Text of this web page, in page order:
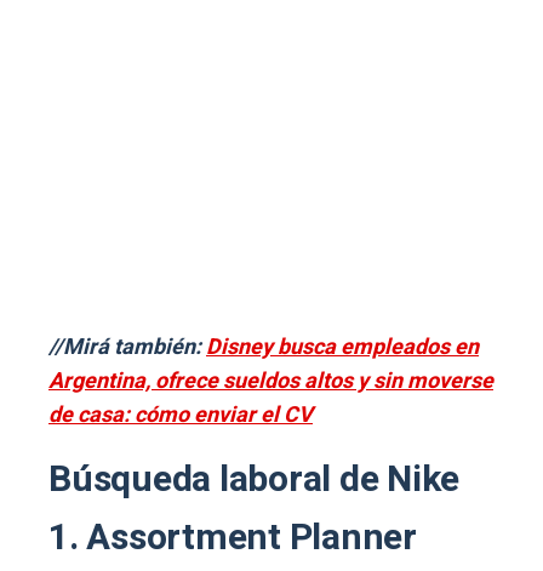
//Mirá también:Disney busca empleados en
Argentina, ofrece sueldos altos y sin moverse
de casa: cómo enviar el CV
Búsqueda laboral de Nike
1. Assortment Planner